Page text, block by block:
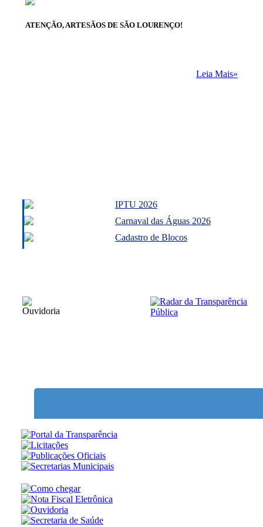
ATENÇÃO, ARTESÃOS DE SÃO LOURENÇO!
Leia Mais»
IPTU 2026
Carnaval das Águas 2026
Cadastro de Blocos